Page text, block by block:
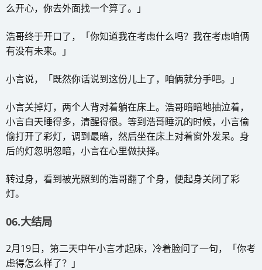
么开心，你去外面找一个算了。」
浩哥终于开口了，「你知道我在考虑什么吗？我在考虑咱俩
有没有未来。」
小言说，「既然你话说到这份儿上了，咱俩就分手吧。」
小言关掉灯，两个人背对着躺在床上。浩哥暗暗地抽泣着，
小言白天睡得多，清醒得很。等到浩哥睡沉的时候，小言偷
偷打开了彩灯，调到最暗，然后坐在床上对着窗外发呆。身
后的灯忽明忽暗，小言在心里做抉择。
转过身，看到被光照到的浩哥翻了个身，便起身关闭了彩
灯。
06.大结局
2月19日，第二天中午小言才起床，冷着脸问了一句，「你考
虑得怎么样了？」